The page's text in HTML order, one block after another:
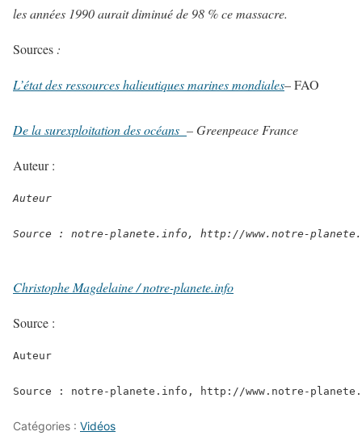
les années 1990 aurait diminué de 98 % ce massacre.
Sources :
L’état des ressources halieutiques marines mondiales– FAO
De la surexploitation des océans – Greenpeace France
Auteur :
Auteur
Source : notre-planete.info, http://www.notre-
Christophe Magdelaine / notre-planete.info
Source :
Auteur
Source : notre-planete.info, http://www.notre-
Catégories : Vidéos